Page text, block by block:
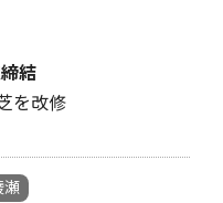
結
を改修
瀬